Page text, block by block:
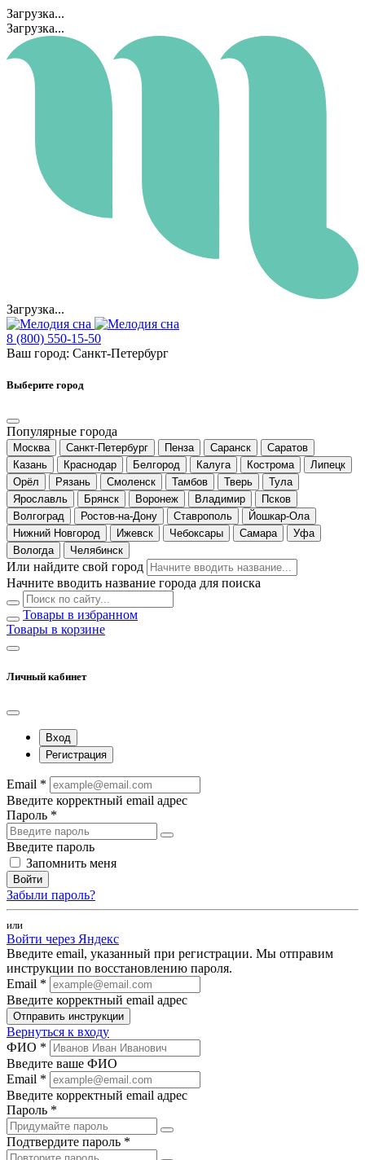
Загрузка...
Загрузка...
Загрузка...
8 (800) 550-15-50
Ваш город: Санкт-Петербург
Выберите город
Популярные города
Москва Санкт-Петербург Пенза Саранск
Саратов
Казань
Краснодар Белгород Калуга Кострома
Липецк
Орёл
Рязань Смоленск Тамбов Тверь
Тула
Ярославль
Брянск Воронеж Владимир
Псков
Волгоград
Ростов-на-Дону Ставрополь
Йошкар-Ола
Нижний Новгород
Ижевск Чебоксары Самара
Уфа
Вологда
Челябинск
Или найдите свой город
Начните вводить название города для поиска
Товары в избранном
Товары в корзине
Личный кабинет
Вход
Регистрация
Email *
Введите корректный email адрес
Пароль *
Введите пароль
Запомнить меня
Войти
Забыли пароль?
или
Войти через Яндекс
Введите email, указанный при регистрации. Мы отправим
инструкции по восстановлению пароля.
Email *
Введите корректный email адрес
Отправить инструкции
Вернуться к входу
ФИО *
Введите ваше ФИО
Email *
Введите корректный email адрес
Пароль *
Подтвердите пароль *